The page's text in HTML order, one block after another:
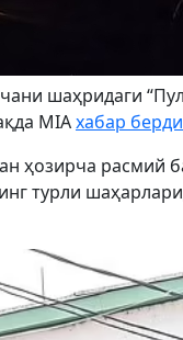
шаҳридаги
MIAхабар
ҳозирча расмий
турли